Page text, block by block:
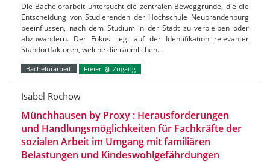
Die Bachelorarbeit untersucht die zentralen Beweggründe, die die
Entscheidung von Studierenden der Hochschule Neubrandenburg
beeinflussen, nach dem Studium in der Stadt zu verbleiben oder
abzuwandern. Der Fokus liegt auf der Identifikation relevanter
Standortfaktoren, welche die räumlichen…
Bachelorarbeit Freier Zugang
Isabel Rochow
Münchhausen by Proxy : Herausforderungen
und Handlungsmöglichkeiten für Fachkräfte der
sozialen Arbeit im Umgang mit familiären
Belastungen und Kindeswohlgefährdungen